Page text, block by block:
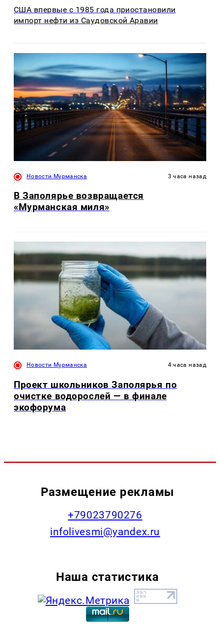
США впервые с 1985 года приостановили
импорт нефти из Саудовской Аравии
Новости Мурманска 3 часа назад
В Заполярье возвращается
«Мурманская миля»
Новости Мурманска 4 часа назад
Проект школьников Заполярья по
очистке водорослей — в финале
экофорума
Размещение рекламы
+79023790276
infolivesmi@yandex.ru
Наша статистика